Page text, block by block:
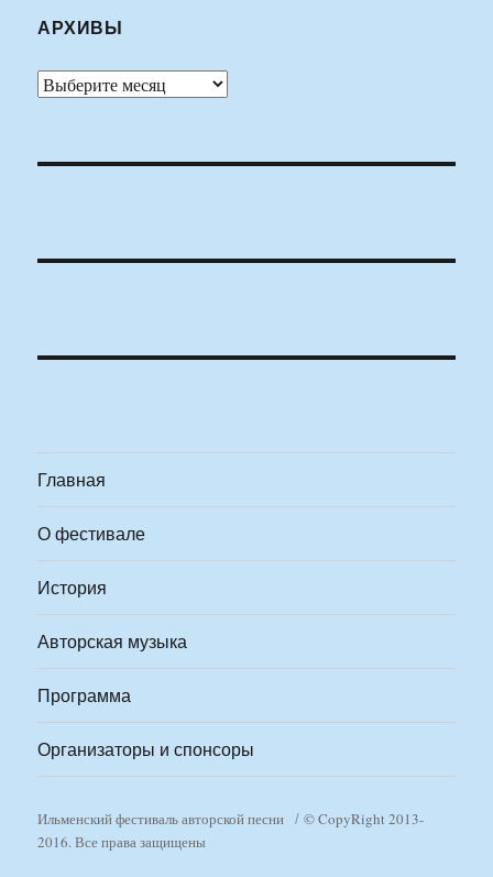
АРХИВЫ
Архивы
Главная
О фестивале
История
Авторская музыка
Программа
Организаторы и спонсоры
Ильменский фестиваль авторской песни
© CopyRight 2013-
2016. Все права защищены